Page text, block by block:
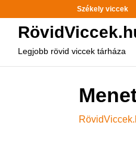
Székely viccek
Legjobb rövid viccek tárháza